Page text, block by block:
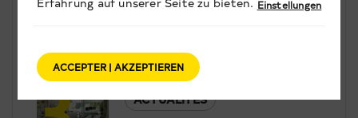
2
les dangers de la manosphère
ACTUALITÉS
Einstellungen
ACCEPTER | AKZEPTIEREN